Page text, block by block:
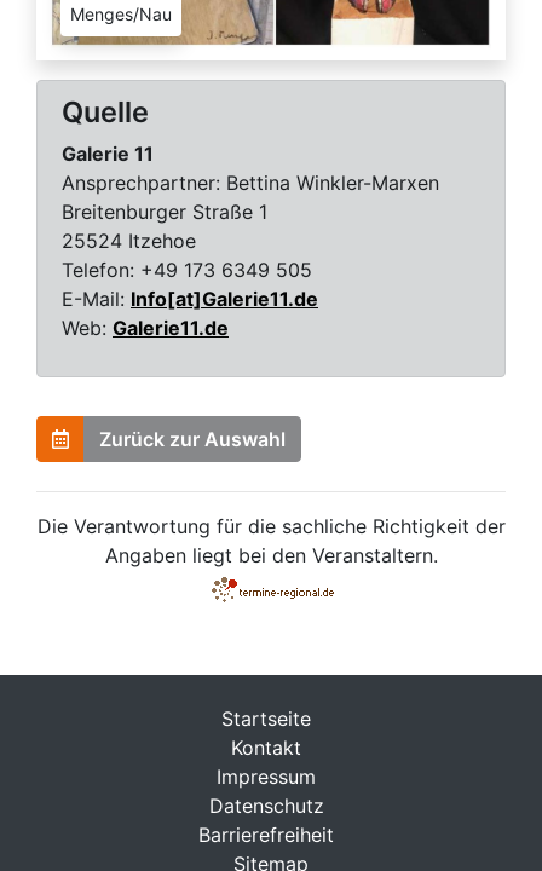
Menges/Nau
Quelle
Galerie 11
Ansprechpartner: Bettina Winkler-Marxen
Breitenburger Straße 1
25524 Itzehoe
Telefon: +49 173 6349 505
E-Mail: Info[at]Galerie11.de
Web: Galerie11.de
Zurück zur Auswahl
Die Verantwortung für die sachliche Richtigkeit der
Angaben liegt bei den Veranstaltern.
Startseite
Kontakt
Impressum
Datenschutz
Barrierefreiheit
Sitemap